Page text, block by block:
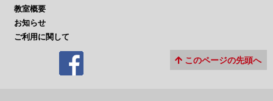
教室概要
お知らせ
ご利用に関して
このページの先頭へ